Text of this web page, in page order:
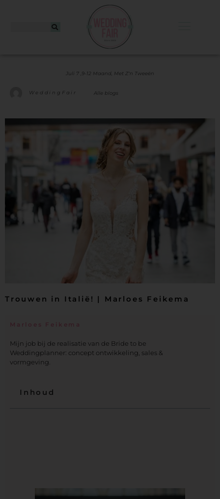
Juli 7 ,9-12 Maand, Met Z'n Tweeën
WeddingFair Alle blogs
Trouwen in Italië! | Marloes Feikema
Marloes Feikema
Mijn job bij de realisatie van de Bride to be
Weddingplanner: concept ontwikkeling, sales &
vormgeving.
Inhoud